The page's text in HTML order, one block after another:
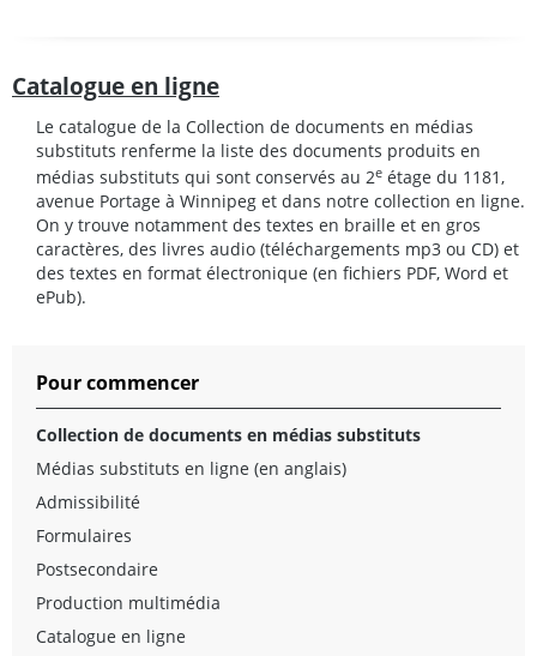
Catalogue en ligne
Le catalogue de la Collection de documents en médias
substituts renferme la liste des documents produits en
médias substituts qui sont conservés au 2e étage du 1181,
avenue Portage à Winnipeg et dans notre collection en ligne.
On y trouve notamment des textes en braille et en gros
caractères, des livres audio (téléchargements mp3 ou CD) et
des textes en format électronique (en fichiers PDF, Word et
ePub).
Pour commencer
Collection de documents en médias substituts
Médias substituts en ligne (en anglais)
Admissibilité
Formulaires
Postsecondaire
Production multimédia
Catalogue en ligne